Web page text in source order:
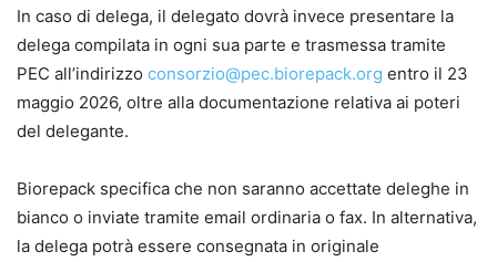
In caso di delega, il delegato dovrà invece presentare la
delega compilata in ogni sua parte e trasmessa tramite
PEC all’indirizzo consorzio@pec.biorepack.org entro il 23
maggio 2026, oltre alla documentazione relativa ai poteri
del delegante.
Biorepack specifica che non saranno accettate deleghe in
bianco o inviate tramite email ordinaria o fax. In alternativa,
la delega potrà essere consegnata in originale